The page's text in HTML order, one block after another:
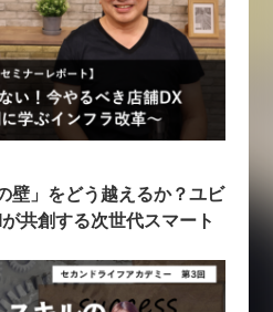
壁」をどう越えるか？ユビ
共創する次世代スマート